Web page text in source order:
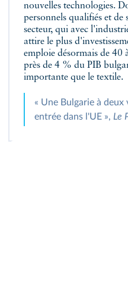
nouvelles technologies.
personnels qualifiés et de
secteur, qui avec
attire le plus
emploie désormais de 40
près de 4 % du PIB
importante que le textile.
« Une Bulgarie à deux
entrée dans l'UE », Le